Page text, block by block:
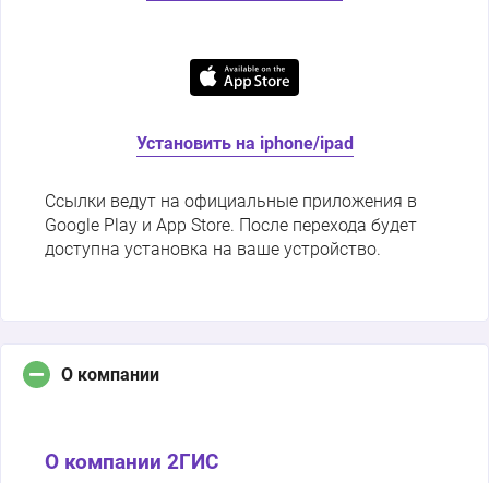
Установить на iphone/ipad
Ссылки ведут на официальные приложения в
Google Play и App Store. После перехода будет
доступна установка на ваше устройство.
О компании
О компании 2ГИС